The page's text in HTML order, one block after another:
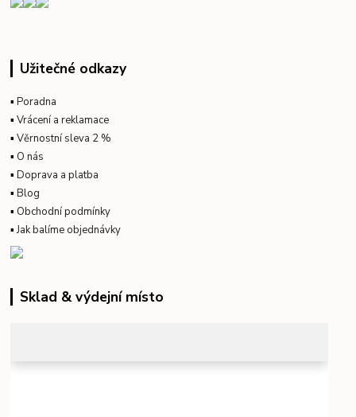
Užitečné odkazy
▪Poradna
▪Vrácení a reklamace
▪Věrnostní sleva 2 %
▪ O nás
▪Doprava a platba
▪Blog
▪ Obchodní podmínky
▪Jak balíme objednávky
Sklad & výdejní místo